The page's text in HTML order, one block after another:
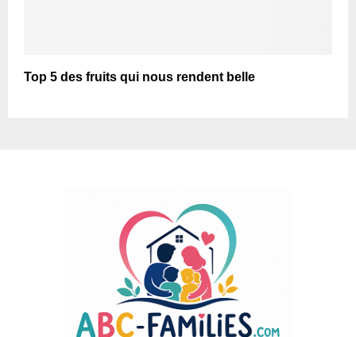
Top 5 des fruits qui nous rendent belle